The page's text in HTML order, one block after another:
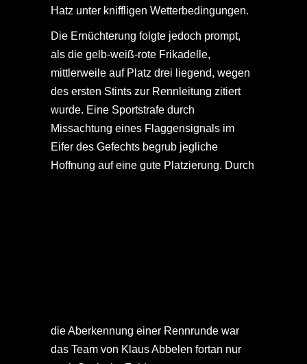
Hatz unter kniffligen Wetterbedingungen.
Die Ernüchterung folgte jedoch prompt,
als die gelb-weiß-rote Frikadelle,
mittlerweile auf Platz drei liegend, wegen
des ersten Stints zur Rennleitung zitiert
wurde. Eine Sportstrafe durch
Missachtung eines Flaggensignals im
Eifer des Gefechts begrub jegliche
Hoffnung auf eine gute Platzierung. Durch
die Aberkennung einer Rennrunde war
das Team von Klaus Abbelen fortan nur